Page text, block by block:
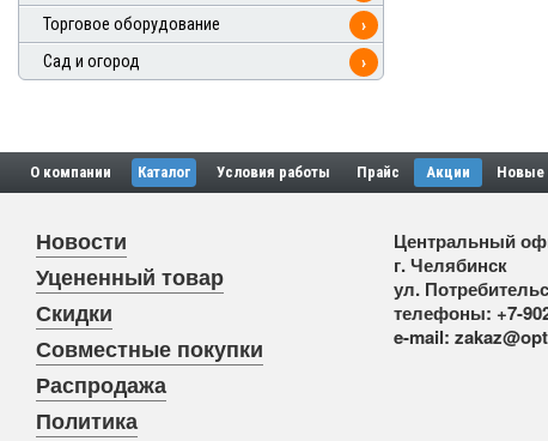
Торговое оборудование
›
Сад и огород
›
О компании Каталог Условия работы Прайс Акции Новые
Новости
Уцененный товар
Скидки
Совместные покупки
Распродажа
Политика
Центральный
г. Челябинск
ул.
телефоны: +7-
e-mail: